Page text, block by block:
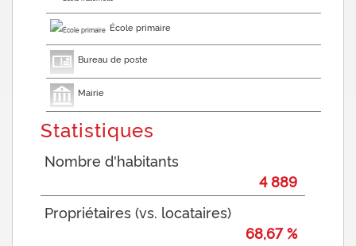
École primaire
Bureau de poste
Mairie
Statistiques
Nombre d'habitants
4 889
Propriétaires (vs. locataires)
68,67 %